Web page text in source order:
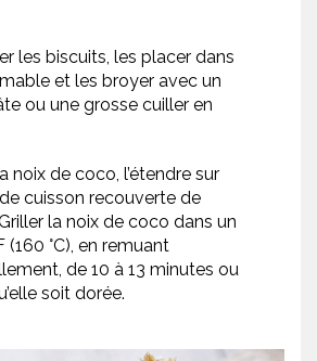
les biscuits, les placer dans
et les broyer avec un
ou une grosse cuiller en
noix de coco, l’étendre sur
cuisson recouverte de
la noix de coco dans un
(160 °C), en remuant
de 10 à 13 minutes ou
soit dorée.